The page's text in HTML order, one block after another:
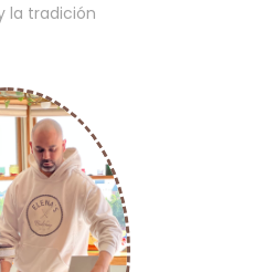
la tradición